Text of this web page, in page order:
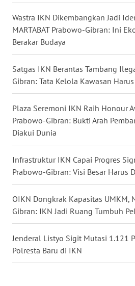
Wastra IKN Dikembangkan Jadi
MARTABAT Prabowo-Gibran: Ini
Berakar Budaya
Satgas IKN Berantas Tambang
Gibran: Tata Kelola Kawasan
Plaza Seremoni IKN Raih Honour
Prabowo-Gibran: Bukti Arah
Diakui Dunia
Infrastruktur IKN Capai Progres
Prabowo-Gibran: Visi Besar Harus
OIKN Dongkrak Kapasitas UMKM,
Gibran: IKN Jadi Ruang Tumbuh
Jenderal Listyo Sigit Mutasi 1.121
Polresta Baru di IKN
LAMPUNG
WN
JATENG
WN
NUSANTARA
WN
JOGJA
WN
JATIM
WN
BALI
WN